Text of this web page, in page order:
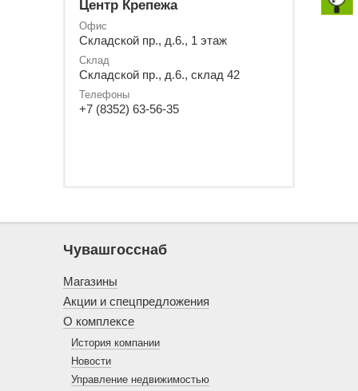
Центр Крепежа
Офис
Складской пр., д.6., 1 этаж
Склад
Складской пр., д.6., склад 42
Телефоны
+7 (8352) 63-56-35
Чувашгосснаб
Магазины
Акции и спецпредложения
О комплексе
История компании
Новости
Управление недвижимостью